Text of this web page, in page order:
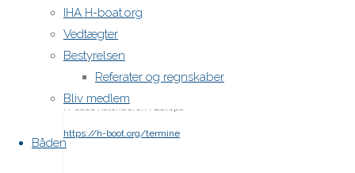
IHA H-boat.org
Vedtægter
Bestyrelsen
Referater og regnskaber
Bliv medlem
Båden
post a
comment.
H-båds kalenderen i Europa
https://h-boot.org/termine